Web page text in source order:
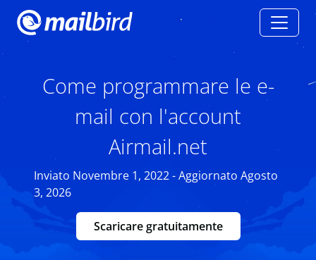
Come programmare le e-
mail con l'account
Airmail.net
Inviato Novembre 1, 2022 - Aggiornato Agosto
3, 2026
Scaricare gratuitamente